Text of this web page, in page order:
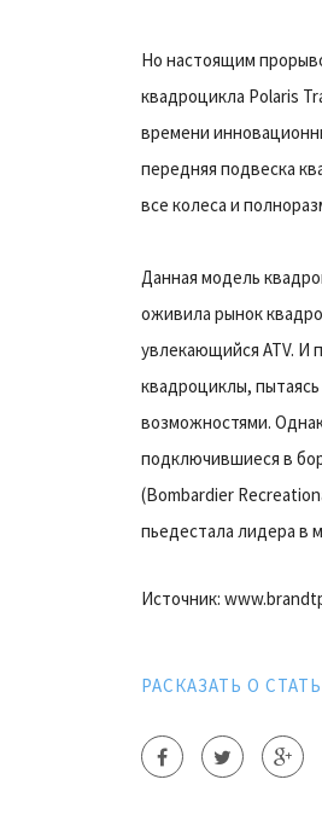
Но настоящим
квадроцикла Polaris
времени
передняя подвеска
все колеса и
Данная модель
оживила рынок
увлекающийся ATV. И
квадроциклы,
возможностями.
подключившиеся в
(Bombardier
пьедестала лидера в
Источник:
РАСКАЗАТЬ О